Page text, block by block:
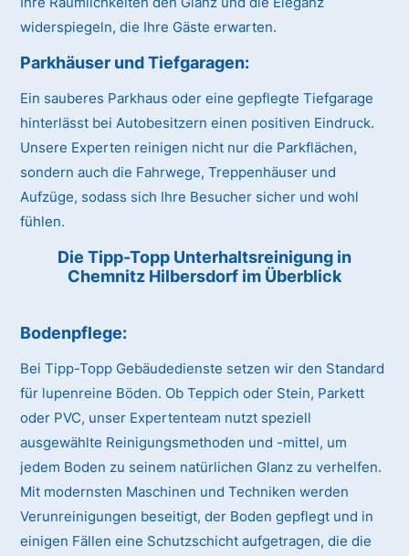
widerspiegeln, die Ihre Gäste erwarten.
Parkhäuser und Tiefgaragen:
Ein sauberes Parkhaus oder eine gepflegte Tiefgarage
hinterlässt bei Autobesitzern einen positiven Eindruck.
Unsere Experten reinigen nicht nur die Parkflächen,
sondern auch die Fahrwege, Treppenhäuser und
Aufzüge, sodass sich Ihre Besucher sicher und wohl
fühlen.
Die Tipp-Topp Unterhaltsreinigung in
Chemnitz Hilbersdorf im Überblick
Bodenpflege:
Bei Tipp-Topp Gebäudedienste setzen wir den Standard
für lupenreine Böden. Ob Teppich oder Stein, Parkett
oder PVC, unser Expertenteam nutzt speziell
ausgewählte Reinigungsmethoden und -mittel, um
jedem Boden zu seinem natürlichen Glanz zu verhelfen.
Mit modernsten Maschinen und Techniken werden
Verunreinigungen beseitigt, der Boden gepflegt und in
einigen Fällen eine Schutzschicht aufgetragen, die die